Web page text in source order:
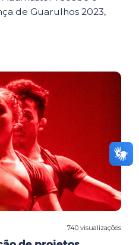
de Guarulhos 2023,
740 visualizações